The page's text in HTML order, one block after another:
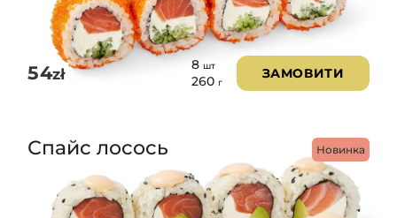
54zł
8 шт
260 г
ЗАМОВИТИ
Новинка
Спайс лосось